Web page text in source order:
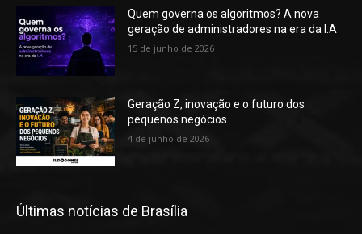
Quem governa os algoritmos? A nova
geração de administradores na era da I.A
15 de junho de 2026
Geração Z, inovação e o futuro dos
pequenos negócios
4 de junho de 2026
Últimas notícias de Brasília